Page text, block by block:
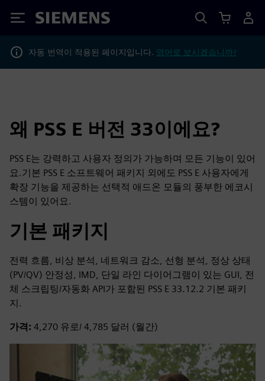
Siemens
자동 번역이 적용된 페이지입니다. 영어로 보시겠습니까?
왜 PSS E 버전 33이에요?
PSS E는 강력하고 사용자 정의가 가능하며 모든 기능이 있어
요.기본 PSS E 소프트웨어 패키지 외에도 PSS E 사용자에게
확장 기능을 제공하는 선택적 애드온 모듈의 풍부한 에코시
스템이 있어요.
기본 패키지
전력 흐름, 비상 분석, 네트워크 감소, 선형 분석, 정상 상태
(PV/QV) 안정성, IMD, 단일 라인 다이어그램이 있는 GUI, 전
체 스크립팅/자동화 API가 포함된 PSS E 33.12.2 기본 패키
지.
가격: 4,270 유로/ 4,785 달러 (월간)